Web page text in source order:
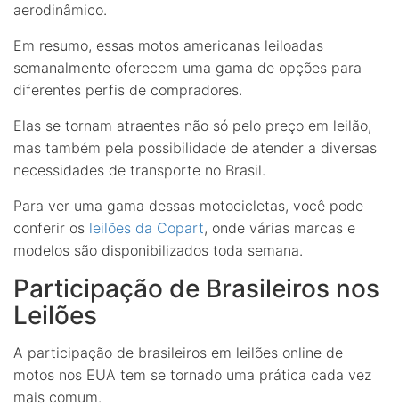
aerodinâmico.
Em resumo, essas motos americanas leiloadas
semanalmente oferecem uma gama de opções para
diferentes perfis de compradores.
Elas se tornam atraentes não só pelo preço em leilão,
mas também pela possibilidade de atender a diversas
necessidades de transporte no Brasil.
Para ver uma gama dessas motocicletas, você pode
conferir os leilões da Copart, onde várias marcas e
modelos são disponibilizados toda semana.
Participação de Brasileiros nos
Leilões
A participação de brasileiros em leilões online de
motos nos EUA tem se tornado uma prática cada vez
mais comum.